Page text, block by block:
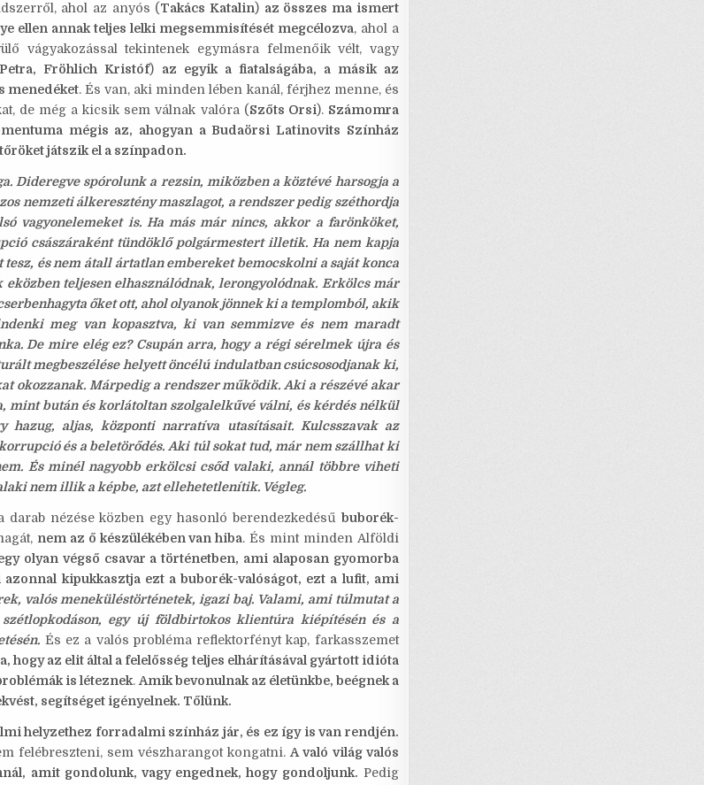
ahol az anyós (Takács Katalin) az összes ma ismert
ellen annak teljes lelki megsemmisítését megcélozva, ahol a
vágyakozással tekintenek egymásra felmenőik vélt, vagy
Fröhlich Kristóf) az egyik a fiatalságába, a másik az
menedéket. És van, aki minden lében kanál, férjhez menne, és
de még a kicsik sem válnak valóra (Szőts Orsi). Számomra
mégis az, ahogyan a Budaörsi Latinovits Színház
játszik el a színpadon.
Dideregve spórolunk a rezsin, miközben a köztévé harsogja a
nemzeti álkeresztény maszlagot, a rendszer pedig széthordja
vagyonelemeket is. Ha más már nincs, akkor a farönköket,
császáraként tündöklő polgármestert illetik. Ha nem kapja
tesz, és nem átall ártatlan embereket bemocskolni a saját konca
eközben teljesen elhasználódnak, lerongyolódnak. Erkölcs már
őket ott, ahol olyanok jönnek ki a templomból, akik
meg van kopasztva, ki van semmizve és nem maradt
De mire elég ez? Csupán arra, hogy a régi sérelmek újra és
megbeszélése helyett öncélú indulatban csúcsosodjanak ki,
okozzanak. Márpedig a rendszer működik. Aki a részévé akar
mint bután és korlátoltan szolgalelkűvé válni, és kérdés nélkül
hazug, aljas, központi narratíva utasításait. Kulcsszavak az
és a beletörődés. Aki túl sokat tud, már nem szállhat ki
És minél nagyobb erkölcsi csőd valaki, annál többre viheti
nem illik a képbe, azt ellehetetlenítik. Végleg.
darab nézése közben egy hasonló berendezkedésű buborék-
nem az ő készülékében van hiba. És mint minden Alföldi
olyan végső csavar a történetben, ami alaposan gyomorba
azonnal kipukkasztja ezt a buborék-valóságot, ezt a lufit, ami
valós meneküléstörténetek, igazi baj. Valami, ami túlmutat a
egy új földbirtokos klientúra kiépítésén és a
És ez a valós probléma reflektorfényt kap, farkasszemet
hogy az elit által a felelősség teljes elhárításával gyártott idióta
is léteznek. Amik bevonulnak az életünkbe, beégnek a
segítséget igényelnek. Tőlünk.
helyzethez forradalmi színház jár, és ez így is van rendjén.
felébreszteni, sem vészharangot kongatni. A való világ valós
amit gondolunk, vagy engednek, hogy gondoljunk. Pedig